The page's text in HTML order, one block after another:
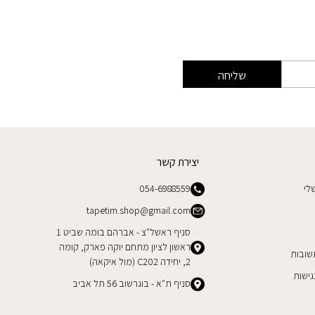
שליחה
יצירת קשר
054-6988559
tapetim.shop@gmail.com
סניף ראשל"צ - אברהם בומה שביט 1
ראשון לציון מתחם יוקה פארק, קומה
2, יחידה C202 (מול איקאה)
סניף ת"א - בוגרשוב 56 תל אביב